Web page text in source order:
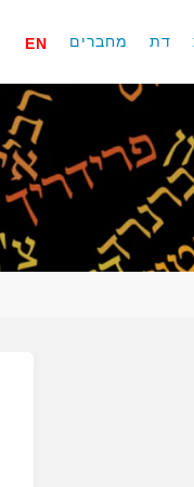
דת מחברים EN